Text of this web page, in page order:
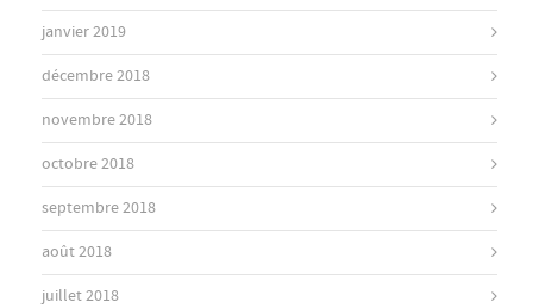
janvier 2019
décembre 2018
novembre 2018
octobre 2018
septembre 2018
août 2018
juillet 2018